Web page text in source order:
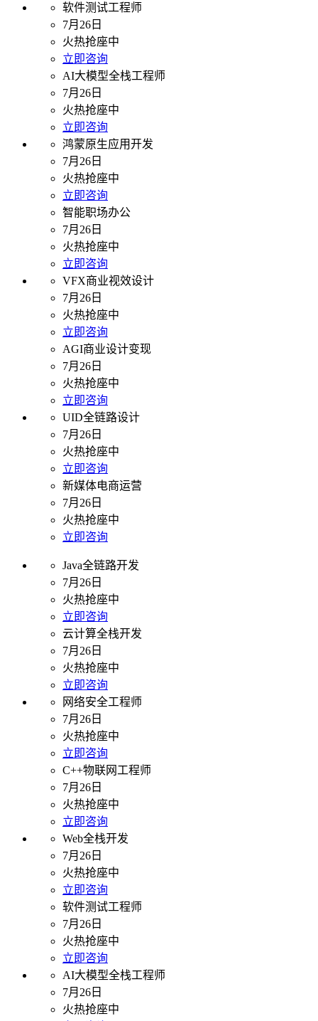
软件测试工程师
7月26日
火热抢座中
立即咨询
AI大模型全栈工程师
7月26日
火热抢座中
立即咨询
鸿蒙原生应用开发
7月26日
火热抢座中
立即咨询
智能职场办公
7月26日
火热抢座中
立即咨询
VFX商业视效设计
7月26日
火热抢座中
立即咨询
AGI商业设计变现
7月26日
火热抢座中
立即咨询
UID全链路设计
7月26日
火热抢座中
立即咨询
新媒体电商运营
7月26日
火热抢座中
立即咨询
Java全链路开发
7月26日
火热抢座中
立即咨询
云计算全栈开发
7月26日
火热抢座中
立即咨询
网络安全工程师
7月26日
火热抢座中
立即咨询
C++物联网工程师
7月26日
火热抢座中
立即咨询
Web全栈开发
7月26日
火热抢座中
立即咨询
软件测试工程师
7月26日
火热抢座中
立即咨询
AI大模型全栈工程师
7月26日
火热抢座中